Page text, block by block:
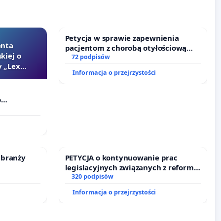
o
„Lex
Petycja w sprawie zapewnienia
pacjentom z chorobą otyłościową
dostępu do kompleksowego leczenia
72 podpisów
Informacja o przejrzystości
PETYCJA o kontynuowanie prac
legislacyjnych związanych z reformą
prawa rodzinnego
320 podpisów
Informacja o przejrzystości